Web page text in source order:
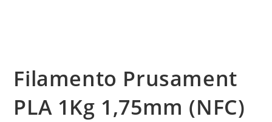
Filamento Prusament
PLA 1Kg 1,75mm (NFC)